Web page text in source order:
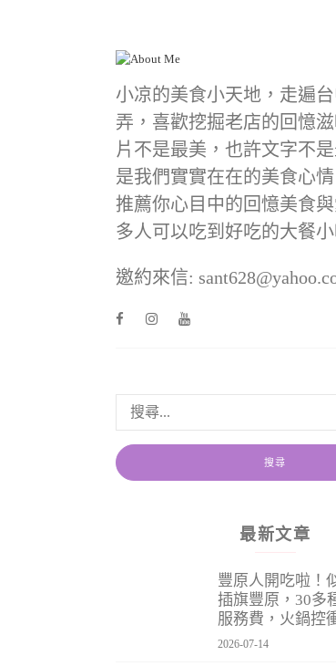
小凉的美食小天地，走遍
弄，喜歡挖掘老店的回憶
片不是最美，也許文字不
是我們實實在在的美食心
推薦你心目中的回憶美食
多人可以吃到好吃的大餐
邀約來信:
最新文章
豐原人開吃啦！
插旗豐原，30多
服務費，火鍋控
2026-07-14